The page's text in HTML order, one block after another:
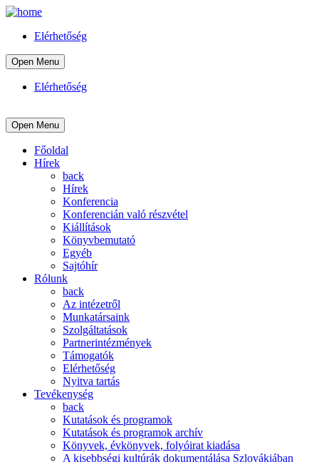
Elérhetőség
Open Menu
Elérhetőség
Open Menu
Főoldal
Hírek
back
Hírek
Konferencia
Konferencián való részvétel
Kiállítások
Könyvbemutató
Egyéb
Sajtóhír
Rólunk
back
Az intézetről
Munkatársaink
Szolgáltatások
Partnerintézmények
Támogatók
Elérhetőség
Nyitva tartás
Tevékenység
back
Kutatások és programok
Kutatások és programok archív
Könyvek, évkönyvek, folyóirat kiadása
A kisebbségi kultúrák dokumentálása Szlovákiában